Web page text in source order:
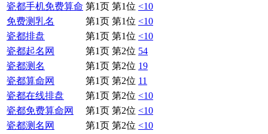
瓷都手机免费算命 第1页 第1位 <10
免费测乳名
第1页 第1位 <10
瓷都排盘
第1页 第1位 <10
瓷都起名网
第1页 第2位 54
瓷都测名
第1页 第2位 19
瓷都算命网
第1页 第2位 11
瓷都在线排盘
第1页 第2位 <10
瓷都免费算命网
第1页 第2位 <10
瓷都测名网
第1页 第2位 <10